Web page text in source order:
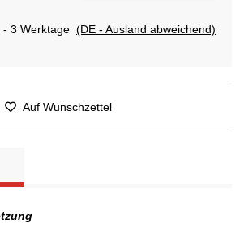
- 3 Werktage (DE - Ausland abweichend)
Auf Wunschzettel